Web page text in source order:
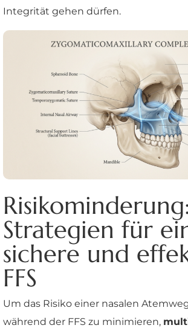
Integrität gehen dürfen.
Risikominderung:
Strategien für
sichere und
FFS
Um das Risiko einer nasalen
während der FFS zu minimieren,